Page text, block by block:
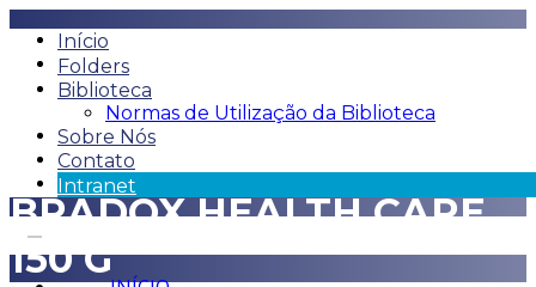
Início
Folders
Biblioteca
Normas de Utilização da Biblioteca
Sobre Nós
Contato
Intranet
BRADOX HEALTH CARE
150 G